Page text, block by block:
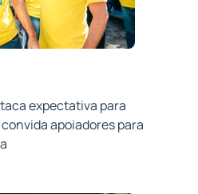
expectativa para
apoiadores para